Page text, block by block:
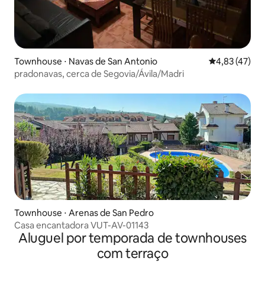
Townhouse ⋅ Navas de San Antonio 4,83 de uma
4,83 (47)
pradonavas, cerca de Segovia/Ávila/Madri
Townhouse ⋅ Arenas de San Pedro
Casa encantadora VUT-AV-01143
Aluguel por temporada de townhouses
com terraço